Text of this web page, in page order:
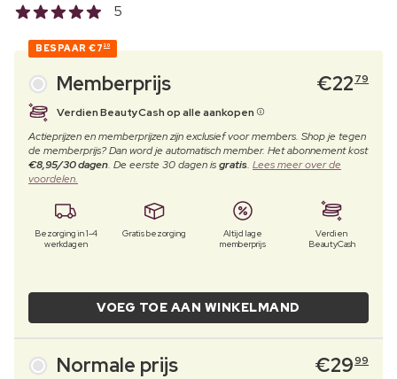
5
BESPAAR €7 20
Memberprijs €22 79
Verdien BeautyCash op alle aankopen
Actieprijzen en memberprijzen zijn exclusief voor members. Shop je tegen
de memberprijs? Dan word je automatisch member. Het abonnement kost
€8,95/30 dagen. De eerste 30 dagen isgratis. Lees meer over de
voordelen.
Bezorging in 1-4
werkdagen
Gratis bezorging
Altijd lage
memberprijs
Verdien
BeautyCash
VOEG TOE AAN WINKELMAND
Normale prijs €2999